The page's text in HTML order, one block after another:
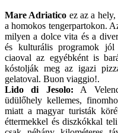
Mare Adriatico ez az a
a homokos tengerpartokon.
milyen a dolce vita és a
és kulturális programok jól
ciaoval az egyébként is
kóstolják meg az igazi
gelatoval. Buon viaggio!.
Lido di Jesolo: A
üdülőhely kellemes,
miatt a magyar turisták
éttermekkel és diszkókkal